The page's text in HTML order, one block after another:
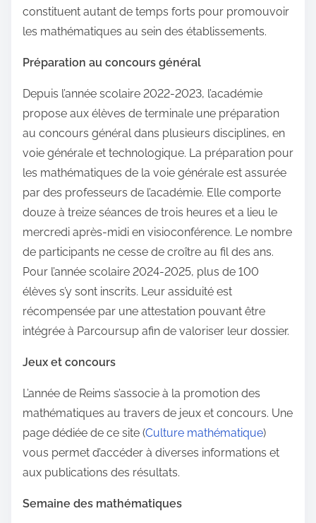
constituent autant de temps forts pour promouvoir
les mathématiques au sein des établissements.
Préparation au concours général
Depuis l’année scolaire 2022-2023, l’académie
propose aux élèves de terminale une préparation
au concours général dans plusieurs disciplines, en
voie générale et technologique. La préparation pour
les mathématiques de la voie générale est assurée
par des professeurs de l’académie. Elle comporte
douze à treize séances de trois heures et a lieu le
mercredi après-midi en visioconférence. Le nombre
de participants ne cesse de croître au fil des ans.
Pour l’année scolaire 2024-2025, plus de 100
élèves s’y sont inscrits. Leur assiduité est
récompensée par une attestation pouvant être
intégrée à Parcoursup afin de valoriser leur dossier.
Jeux et concours
L’année de Reims s’associe à la promotion des
mathématiques au travers de jeux et concours. Une
page dédiée de ce site (Culture mathématique)
vous permet d’accéder à diverses informations et
aux publications des résultats.
Semaine des mathématiques